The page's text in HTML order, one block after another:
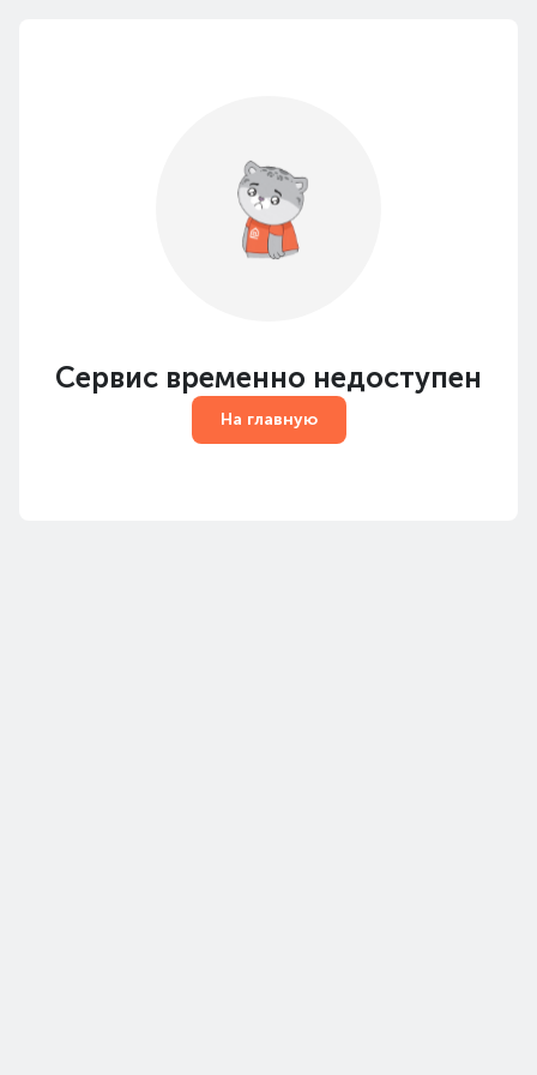
Сервис временно недоступен
На главную